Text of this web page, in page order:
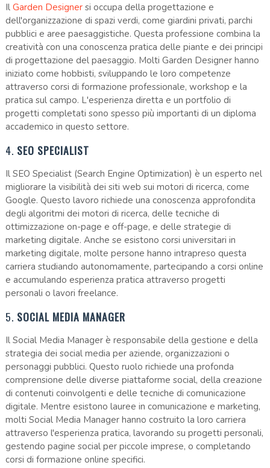
Il Garden Designersi occupa della progettazione e
dell'organizzazione di spazi verdi, come giardini privati, parchi
pubblici e aree paesaggistiche. Questa professione combina la
creatività con una conoscenza pratica delle piante e dei principi
di progettazione del paesaggio. Molti Garden Designer hanno
iniziato come hobbisti, sviluppando le loro competenze
attraverso corsi di formazione professionale, workshop e la
pratica sul campo. L'esperienza diretta e un portfolio di
progetti completati sono spesso più importanti di un diploma
accademico in questo settore.
4. SEO SPECIALIST
Il SEO Specialist (Search Engine Optimization) è un esperto nel
migliorare la visibilità dei siti web sui motori di ricerca, come
Google. Questo lavoro richiede una conoscenza approfondita
degli algoritmi dei motori di ricerca, delle tecniche di
ottimizzazione on-page e off-page, e delle strategie di
marketing digitale. Anche se esistono corsi universitari in
marketing digitale, molte persone hanno intrapreso questa
carriera studiando autonomamente, partecipando a corsi online
e accumulando esperienza pratica attraverso progetti
personali o lavori freelance.
5. SOCIAL MEDIA MANAGER
Il Social Media Manager è responsabile della gestione e della
strategia dei social media per aziende, organizzazioni o
personaggi pubblici. Questo ruolo richiede una profonda
comprensione delle diverse piattaforme social, della creazione
di contenuti coinvolgenti e delle tecniche di comunicazione
digitale. Mentre esistono lauree in comunicazione e marketing,
molti Social Media Manager hanno costruito la loro carriera
attraverso l'esperienza pratica, lavorando su progetti personali,
gestendo pagine social per piccole imprese, o completando
corsi di formazione online specifici.